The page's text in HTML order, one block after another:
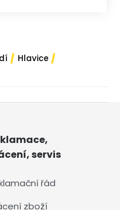
/ Hlavice /
servis
řád
zboží